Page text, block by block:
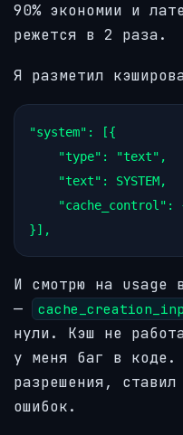
90% экономии и
режется в 2 раза.
Я разметил
"system" : [{
"type" : "text" ,
"text" : SYSTEM,
"cache_control" :
И смотрю на usage
—
нули. Кэш не
у меня баг в коде.
разрешения,
ошибок.